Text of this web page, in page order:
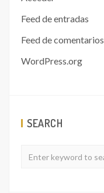
Feed de entradas
Feed de comentarios
WordPress.org
SEARCH